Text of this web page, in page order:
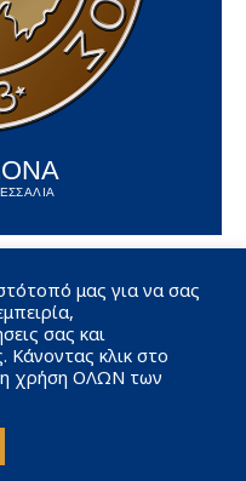
μας για να σας
σας και
Κάνοντας κλικ στο
χρήση ΟΛΩΝ των